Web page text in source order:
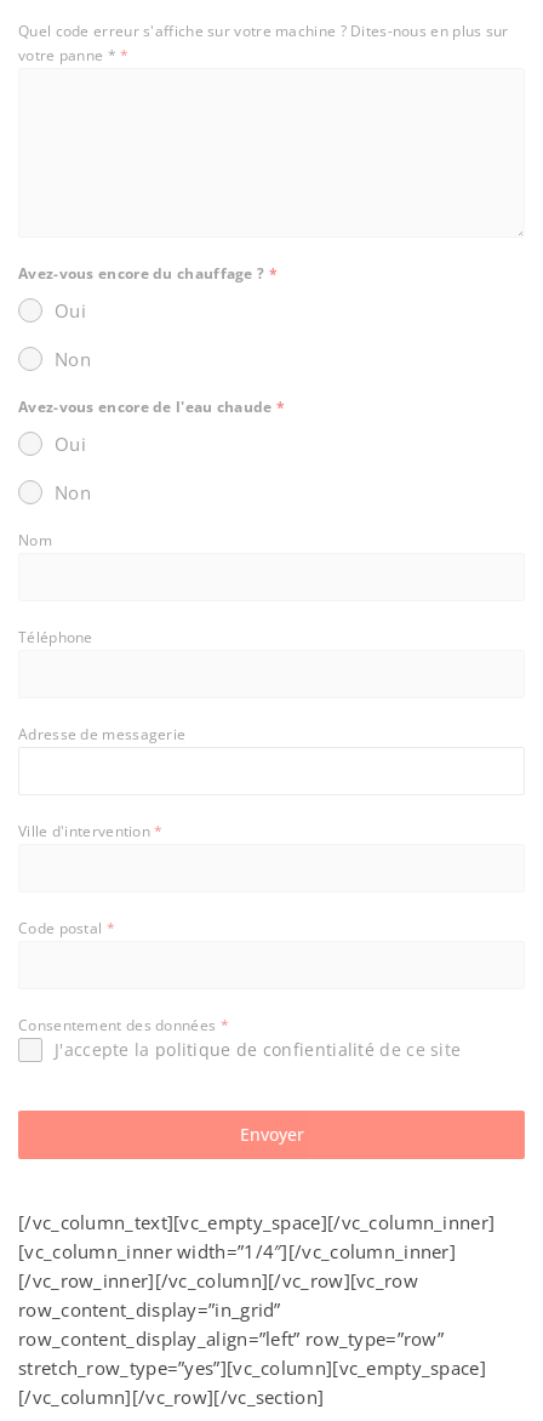
Quel code erreur s'affiche sur votre machine ? Dites-nous en plus sur
votre panne **
Avez-vous encore du chauffage ? *
Oui
Non
Avez-vous encore de l'eau chaude *
Oui
Non
Nom
Téléphone
Adresse de messagerie
Ville d'intervention*
Code postal *
Consentement des données *
J'accepte la politique de confientialité de ce site
Envoyer
[/vc_column_text][vc_empty_space][/vc_column_inner]
[vc_column_inner width=”1/4″][/vc_column_inner]
[/vc_row_inner][/vc_column][/vc_row][vc_row
row_content_display=”in_grid”
row_content_display_align=”left” row_type=”row”
stretch_row_type=”yes”][vc_column][vc_empty_space]
[/vc_column][/vc_row][/vc_section]